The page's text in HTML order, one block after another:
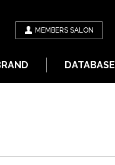
MEMBERS SALON
DATABASE